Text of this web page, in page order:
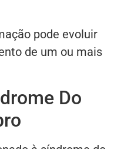
pode evoluir
de um ou mais
Do